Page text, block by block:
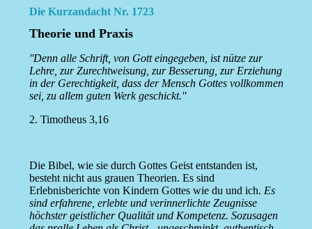
Die Kurzandacht Nr. 1723
Theorie und Praxis
''Denn alle Schrift, von Gott eingegeben, ist nütze zur
Lehre, zur Zurechtweisung, zur Besserung, zur Erziehung
in der Gerechtigkeit, dass der Mensch Gottes vollkommen
sei, zu allem guten Werk geschickt.''
2. Timotheus 3,16
Die Bibel, wie sie durch Gottes Geist entstanden ist,
besteht nicht aus grauen Theorien. Es sind
Erlebnisberichte von Kindern Gottes wie du und ich. Es
sind erfahrene, erlebte und verinnerlichte Zeugnisse
höchster geistlicher Qualität und Kompetenz. Sozusagen